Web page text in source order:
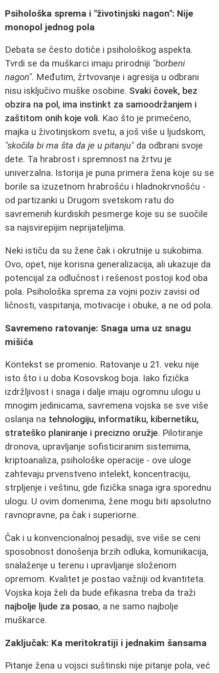
Psihološka sprema i "životinjski nagon": Nije
monopol jednog pola
Debata se često dotiče i psihološkog aspekta.
Tvrdi se da muškarci imaju prirodniji "borbeni
nagon". Međutim, žrtvovanje i agresija u odbrani
nisu isključivo muške osobine. Svaki čovek, bez
obzira na pol, ima instinkt za samoodržanjem i
zaštitom onih koje voli. Kao što je primećeno,
majka u životinjskom svetu, a još više u ljudskom,
"skočila bi ma šta da je u pitanju" da odbrani svoje
dete. Ta hrabrost i spremnost na žrtvu je
univerzalna. Istorija je puna primera žena koje su se
borile sa izuzetnom hrabrošću i hladnokrvnošću -
od partizanki u Drugom svetskom ratu do
savremenih kurdiskih pesmerge koje su se suočile
sa najsvirepijim neprijateljima.
Neki ističu da su žene čak i okrutnije u sukobima.
Ovo, opet, nije korisna generalizacija, ali ukazuje da
potencijal za odlučnost i rešenost postoji kod oba
pola. Psihološka sprema za vojni poziv zavisi od
ličnosti, vaspitanja, motivacije i obuke, a ne od pola.
Savremeno ratovanje: Snaga uma uz snagu
mišića
Kontekst se promenio. Ratovanje u 21. veku nije
isto što i u doba Kosovskog boja. Iako fizička
izdržljivost i snaga i dalje imaju ogromnu ulogu u
mnogim jedinicama, savremena vojska se sve više
oslanja na tehnologiju, informatiku, kibernetiku,
strateško planiranje i precizno oružje. Pilotiranje
dronova, upravljanje sofisticiranim sistemima,
kriptoanaliza, psihološke operacije - ove uloge
zahtevaju prvenstveno intelekt, koncentraciju,
strpljenje i veštinu, gde fizička snaga igra sporednu
ulogu. U ovim domenima, žene mogu biti apsolutno
ravnopravne, pa čak i superiorne.
Čak i u konvencionalnoj pesadiji, sve više se ceni
sposobnost donošenja brzih odluka, komunikacija,
snalaženje u terenu i upravljanje složenom
opremom. Kvalitet je postao važniji od kvantiteta.
Vojska koja želi da bude efikasna treba da traži
najbolje ljude za posao, a ne samo najbolje
muškarce.
Zaključak: Ka meritokratiji i jednakim šansama
Pitanje žena u vojsci suštinski nije pitanje pola, već